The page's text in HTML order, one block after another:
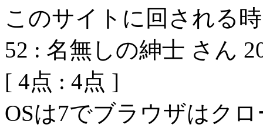
このサイトに回される
52 : 名無しの紳士 さん
[ 4点 : 4点 ]
OSは7でブラウザはク